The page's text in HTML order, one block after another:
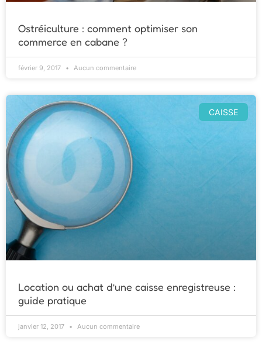
Ostréiculture : comment optimiser son
commerce en cabane ?
février 9, 2017 Aucun commentaire
CAISSE
Location ou achat d’une caisse enregistreuse :
guide pratique
janvier 12, 2017 Aucun commentaire